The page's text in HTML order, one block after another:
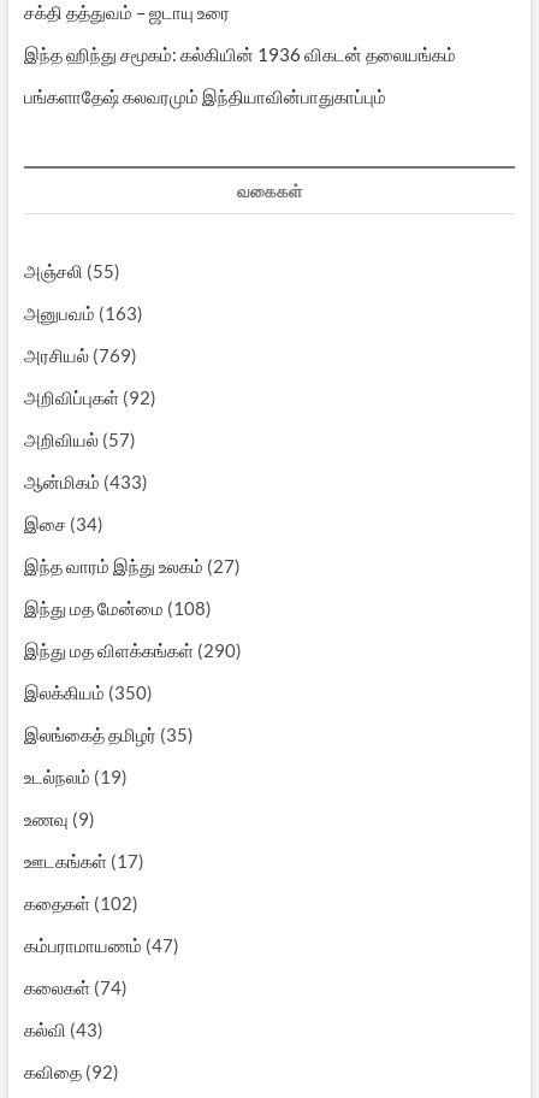
சக்தி தத்துவம் – ஜடாயு உரை
இந்த ஹிந்து சமூகம்: கல்கியின் 1936 விகடன் தலையங்கம்
பங்களாதேஷ் கலவரமும் இந்தியாவின்பாதுகாப்பும்
வகைகள்
அஞ்சலி (55)
அனுபவம் (163)
அரசியல்(769)
அறிவிப்புகள்(92)
அறிவியல்(57)
ஆன்மிகம் (433)
இசை(34)
இந்த வாரம் இந்து உலகம் (27)
இந்து மத மேன்மை (108)
இந்து மத விளக்கங்கள்(290)
இலக்கியம் (350)
இலங்கைத் தமிழர் (35)
உடல்நலம் (19)
உணவு (9)
ஊடகங்கள்(17)
கதைகள்(102)
கம்பராமாயணம் (47)
கலைகள்(74)
கல்வி (43)
கவிதை(92)